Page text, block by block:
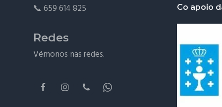
Footer
📞659 614 825
Redes
Vémonos nas redes.
Co apoio